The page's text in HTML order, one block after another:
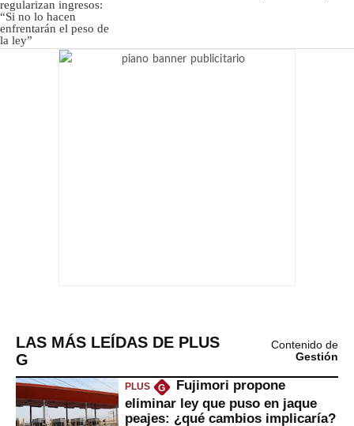
LAS MÁS LEÍDAS DE PLUS
G
Contenido de
Gestión
PLUS G
Fujimori propone
eliminar ley que puso en jaque
peajes: ¿qué cambios implicaría?